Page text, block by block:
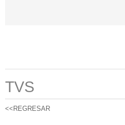
TVS
<<REGRESAR